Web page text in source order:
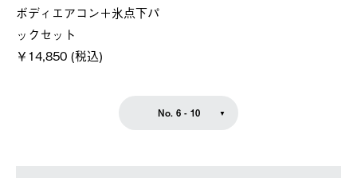
ボディエアコン＋氷点下パ
ックセット
￥14,850 (税込)
No. 6 - 10